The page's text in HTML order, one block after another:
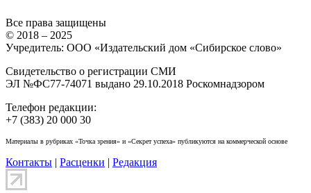
Все права защищены
© 2018 – 2025
Учредитель: ООО «Издательский дом «Сибирское слово»
Свидетельство о регистрации СМИ
ЭЛ №ФС77-74071 выдано 29.10.2018 Роскомнадзором
Телефон редакции:
+7 (383) 20 000 30
Материалы в рубриках «Точка зрения» и «Секрет успеха» публикуются на коммерческой основе
Контакты | Расценки | Редакция